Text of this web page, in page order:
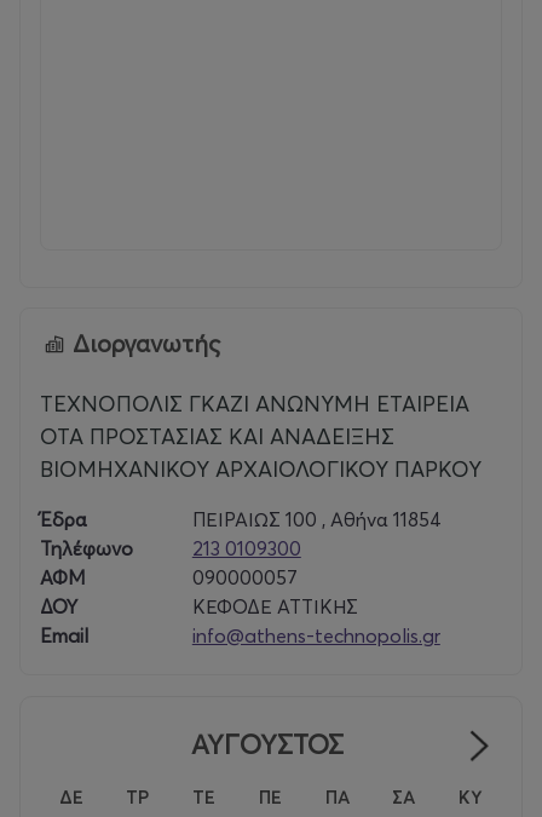
Διοργανωτής
ΤΕΧΝΟΠΟΛΙΣ ΓΚΑΖΙ ΑΝΩΝΥΜΗ ΕΤΑΙΡΕΙΑ
ΟΤΑ ΠΡΟΣΤΑΣΙΑΣ ΚΑΙ ΑΝΑΔΕΙΞΗΣ
ΒΙΟΜΗΧΑΝΙΚΟΥ ΑΡΧΑΙΟΛΟΓΙΚΟΥ ΠΑΡΚΟΥ
Έδρα
ΠΕΙΡΑΙΩΣ 100 , Αθήνα 11854
Τηλέφωνο
213 0109300
ΑΦΜ
090000057
ΔΟΥ
ΚΕΦΟΔΕ ΑΤΤΙΚΗΣ
Email
info@athens-technopolis.gr
ΑΥΓΟΥΣΤΟΣ
ΔΕ ΤΡ ΤΕ ΠΕ ΠΑ ΣΑ ΚΥ